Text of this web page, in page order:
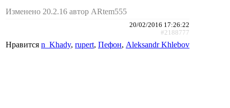
Изменено 20.2.16 автор ARtem555
20/02/2016 17:26:22
#2188777
Нравится n_Khady, rupert, Пефон, Aleksandr Khlebov